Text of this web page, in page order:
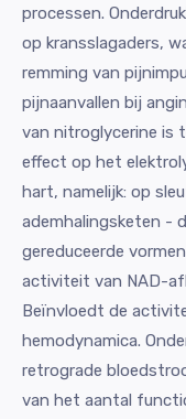
processen.
op kransslagaders,
remming van
pijnaanvallen bij
van nitroglycerine is
effect op het
hart, namelijk: op
ademhalingsketen -
gereduceerde
activiteit van NAD-
Beïnvloedt de
hemodynamica.
retrograde
van het aantal